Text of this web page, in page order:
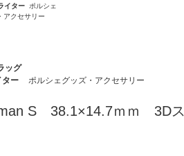
イター
ポルシェ
アクセサリー
ッグ
ー
ポルシェグッズ・アクセサリー
S 38.1×14.7ｍｍ 3Dス